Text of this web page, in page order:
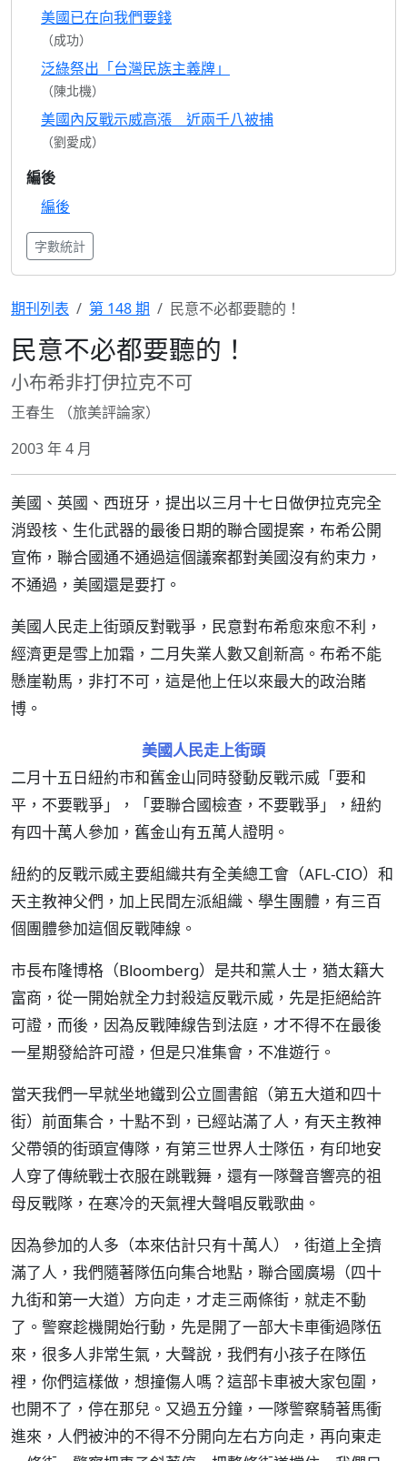
美國已在向我們要錢
（成功）
泛綠祭出「台灣民族主義牌」
（陳北機）
美國內反戰示威高漲 近兩千八被捕
（劉愛成）
編後
編後
字數統計
期刊列表 第 148 期 民意不必都要聽的！
民意不必都要聽的！
小布希非打伊拉克不可
王春生 （旅美評論家）
2003 年 4 月
美國、英國、西班牙，提出以三月十七日做伊拉克完全
消毀核、生化武器的最後日期的聯合國提案，布希公開
宣佈，聯合國通不通過這個議案都對美國沒有約束力，
不通過，美國還是要打。
美國人民走上街頭反對戰爭，民意對布希愈來愈不利，
經濟更是雪上加霜，二月失業人數又創新高。布希不能
懸崖勒馬，非打不可，這是他上任以來最大的政治賭
博。
美國人民走上街頭
二月十五日紐約市和舊金山同時發動反戰示威「要和
平，不要戰爭」，「要聯合國檢查，不要戰爭」，紐約
有四十萬人參加，舊金山有五萬人證明。
紐約的反戰示威主要組織共有全美總工會（AFL-CIO）和
天主教神父們，加上民間左派組織、學生團體，有三百
個團體參加這個反戰陣線。
市長布隆博格（Bloomberg）是共和黨人士，猶太籍大
富商，從一開始就全力封殺這反戰示威，先是拒絕給許
可證，而後，因為反戰陣線告到法庭，才不得不在最後
一星期發給許可證，但是只准集會，不准遊行。
當天我們一早就坐地鐵到公立圖書館（第五大道和四十
街）前面集合，十點不到，已經站滿了人，有天主教神
父帶領的街頭宣傳隊，有第三世界人士隊伍，有印地安
人穿了傳統戰士衣服在跳戰舞，還有一隊聲音響亮的祖
母反戰隊，在寒冷的天氣裡大聲唱反戰歌曲。
因為參加的人多（本來估計只有十萬人），街道上全擠
滿了人，我們隨著隊伍向集合地點，聯合國廣場（四十
九街和第一大道）方向走，才走三兩條街，就走不動
了。警察趁機開始行動，先是開了一部大卡車衝過隊伍
來，很多人非常生氣，大聲說，我們有小孩子在隊伍
裡，你們這樣做，想撞傷人嗎？這部卡車被大家包圍，
也開不了，停在那兒。又過五分鐘，一隊警察騎著馬衝
進來，人們被沖的不得不分開向左右方向走，再向東走